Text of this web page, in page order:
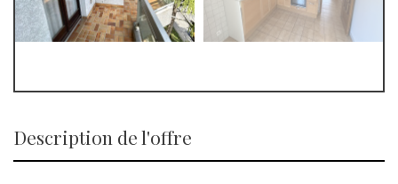
description de l'offre